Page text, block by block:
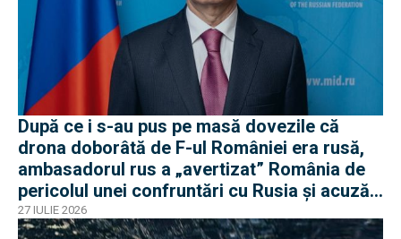
După ce i s-au pus pe masă dovezile că
drona doborâtă de F-ul României era rusă,
ambasadorul rus a „avertizat” România de
pericolul unei confruntări cu Rusia și acuză
o „înscenare propagandistă”
27 IULIE 2026